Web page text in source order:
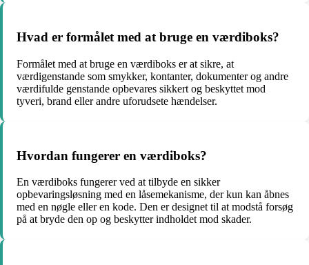
Hvad er formålet med at bruge en værdiboks?
Formålet med at bruge en værdiboks er at sikre, at
værdigenstande som smykker, kontanter, dokumenter og andre
værdifulde genstande opbevares sikkert og beskyttet mod
tyveri, brand eller andre uforudsete hændelser.
Hvordan fungerer en værdiboks?
En værdiboks fungerer ved at tilbyde en sikker
opbevaringsløsning med en låsemekanisme, der kun kan åbnes
med en nøgle eller en kode. Den er designet til at modstå forsøg
på at bryde den op og beskytter indholdet mod skader.